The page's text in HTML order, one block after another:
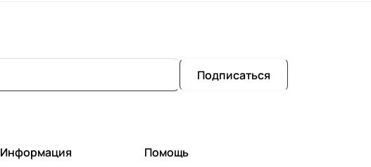
Подписаться
Информация Помощь